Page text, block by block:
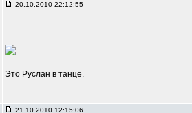
20.10.2010 22:12:55
Это Руслан в танце.
21.10.2010 12:15:06